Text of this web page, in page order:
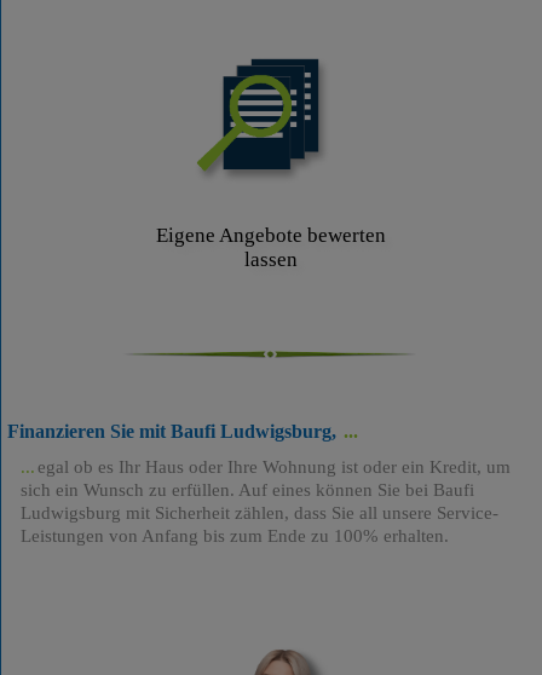
Eigene Angebote bewerten
lassen
Finanzieren Sie mit Baufi Ludwigsburg,
egal ob es Ihr Haus oder Ihre Wohnung ist oder ein Kredit, um
sich ein Wunsch zu erfüllen. Auf eines können Sie bei Baufi
Ludwigsburg mit Sicherheit zählen, dass Sie all unsere Service-
Leistungen von Anfang bis zum Ende zu 100% erhalten.